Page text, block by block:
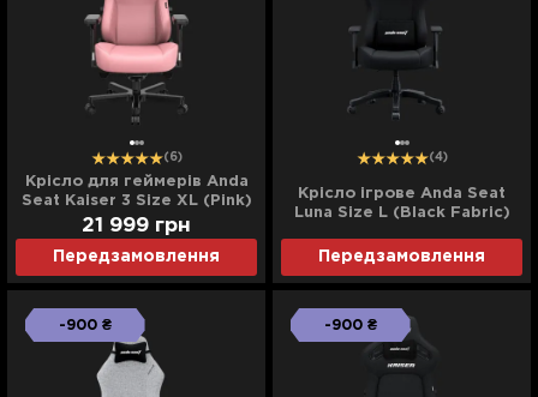
(6)
Крісло для геймерів Anda
Seat Kaiser 3 Size XL (Pink)
(UA)
Передзамовлення
21 999 грн
(4)
Крісло ігрове Anda Seat
Luna Size L (Black Fabric)
Передзамовлення
-900 ₴ -900 ₴